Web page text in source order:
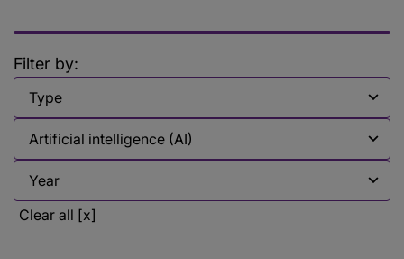
Filter by:
Filter by
Clear all [x]